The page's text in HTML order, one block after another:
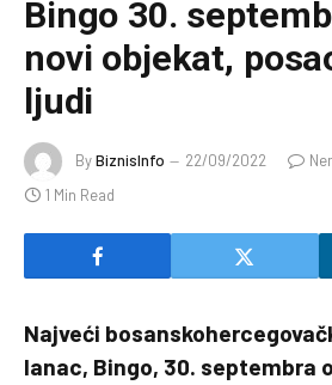
Bingo 30.
novi objekat,
ljudi
ByBiznisInfo 22/09/2022
1 Min Read
Najveći
lanac, Bingo, 30. septembra